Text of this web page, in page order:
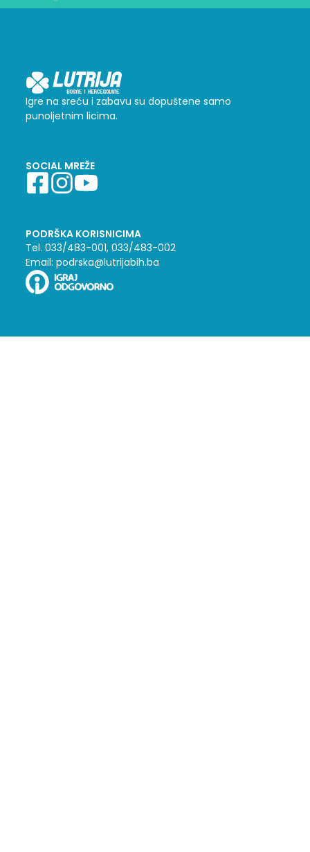
Igre na sreću i zabavu su dopuštene samo
punoljetnim licima.
SOCIAL MREŽE
PODRŠKA KORISNICIMA
Tel. 033/483-001, 033/483-002
Email: podrska@lutrijabih.ba